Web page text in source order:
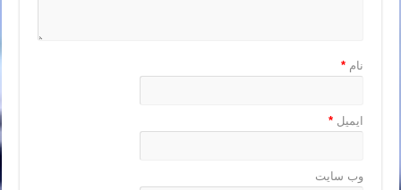
نام*
ایمیل*
وب‌ سایت